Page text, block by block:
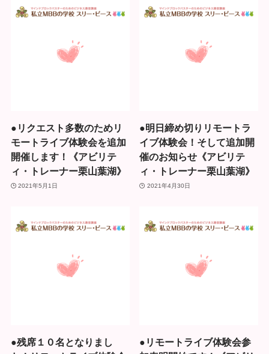
●リクエスト多数のためリ
モートライブ体験会を追加
開催します！《アビリテ
ィ・トレーナー栗山葉湖》
2021年5月1日
●明日締め切りリモートラ
イブ体験会！そして追加開
催のお知らせ《アビリテ
ィ・トレーナー栗山葉湖》
2021年4月30日
●残席１０名となりまし
●リモートライブ体験会参